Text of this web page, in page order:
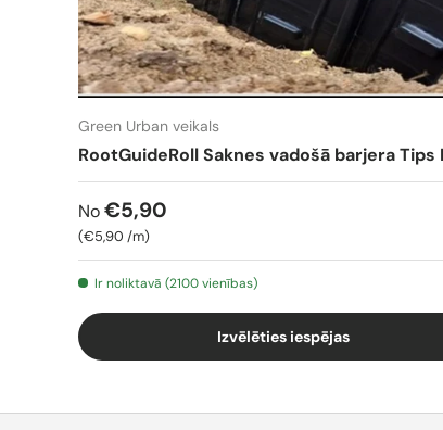
Green Urban veikals
RootGuideRoll Saknes vadošā barjera Tips
No€5,90
Cena par vienību
€5,90 /m
Ir noliktavā (2100 vienības)
Izvēlēties iespējas